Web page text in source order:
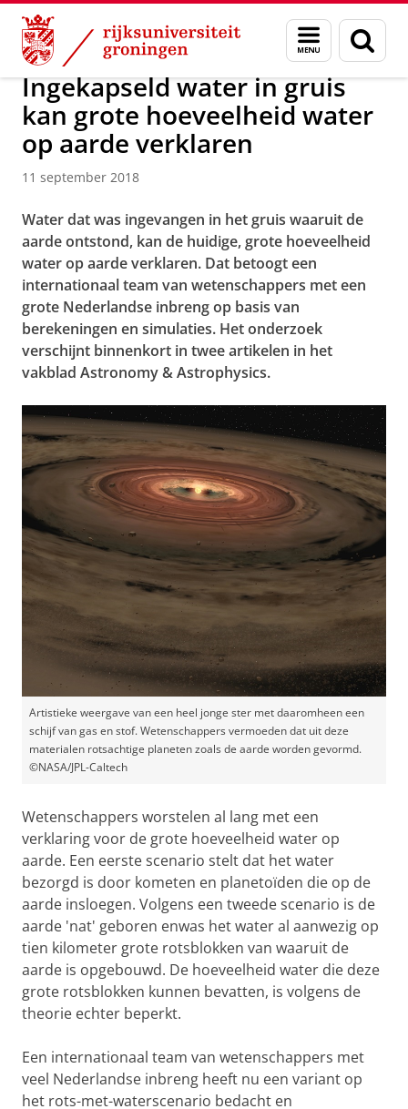
Skip
Content
Skip
Navigation
Menu
en
zoeken
Over ons Actueel Nieuws Nieuwsberichten
Ingekapseld water in gruis
kan grote hoeveelheid water
op aarde verklaren
11 september 2018
Water dat was ingevangen in het gruis waaruit de
aarde ontstond, kan de huidige, grote hoeveelheid
water op aarde verklaren. Dat betoogt een
internationaal team van wetenschappers met een
grote Nederlandse inbreng op basis van
berekeningen en simulaties. Het onderzoek
verschijnt binnenkort in twee artikelen in het
vakblad Astronomy & Astrophysics.
Artistieke weergave van een heel jonge ster met daaromheen een
schijf van gas en stof. Wetenschappers vermoeden dat uit deze
materialen rotsachtige planeten zoals de aarde worden gevormd.
©NASA/JPL-Caltech
Wetenschappers worstelen al lang met een
verklaring voor de grote hoeveelheid water op
aarde. Een eerste scenario stelt dat het water
bezorgd is door kometen en planetoïden die op de
aarde insloegen. Volgens een tweede scenario is de
aarde 'nat' geboren enwas het water al aanwezig op
tien kilometer grote rotsblokken van waaruit de
aarde is opgebouwd. De hoeveelheid water die deze
grote rotsblokken kunnen bevatten, is volgens de
theorie echter beperkt.
Een internationaal team van wetenschappers met
veel Nederlandse inbreng heeft nu een variant op
het rots-met-waterscenario bedacht en